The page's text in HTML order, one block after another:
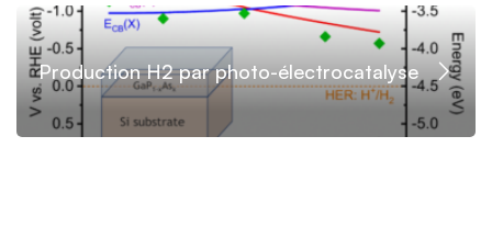
Production H2 par photo-électrocatalyse